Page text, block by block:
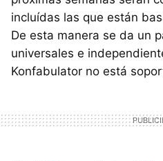
incluídas las que están
De esta manera se da un
universales e
Konfabulator no está